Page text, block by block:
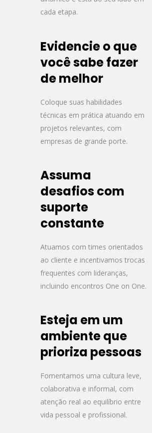
cada etapa.
Evidencie o que
você sabe fazer
de melhor
Coloque suas habilidades
técnicas em prática atuando em
projetos relevantes, com
empresas de grande porte.
Assuma
desafios com
suporte
constante
Atuamos com times orientados
ao cliente e incentivamos trocas
frequentes com lideranças,
incluindo encontros One on One.
Esteja em um
ambiente que
prioriza pessoas
Fomentamos uma cultura leve,
colaborativa e informal, com
atenção real ao equilíbrio entre
vida pessoal e profissional.